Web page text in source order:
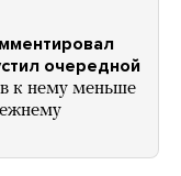
очередной
к нему меньше